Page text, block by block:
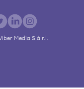
Media S.à r.l.